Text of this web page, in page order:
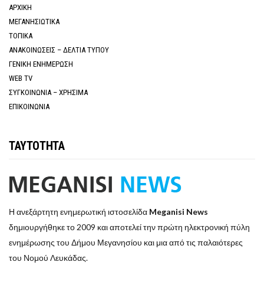
ΑΡΧΙΚΗ
ΜΕΓΑΝΗΣΙΩΤΙΚΑ
ΤΟΠΙΚΑ
ΑΝΑΚΟΙΝΩΣΕΙΣ – ΔΕΛΤΙΑ ΤΥΠΟΥ
ΓΕΝΙΚΗ ΕΝΗΜΕΡΩΣΗ
WEB TV
ΣΥΓΚΟΙΝΩΝΙΑ – ΧΡΗΣΙΜΑ
ΕΠΙΚΟΙΝΩΝΙΑ
ΤΑΥΤΟΤΗΤΑ
Η ανεξάρτητη ενημερωτική ιστοσελίδα Meganisi News
δημιουργήθηκε το 2009 και αποτελεί την πρώτη ηλεκτρονική πύλη
ενημέρωσης του Δήμου Μεγανησίου και μια από τις παλαιότερες
του Νομού Λευκάδας.